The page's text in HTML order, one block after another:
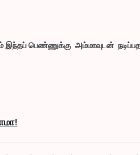
பெண்ணுக்கு அம்மாவுடன்